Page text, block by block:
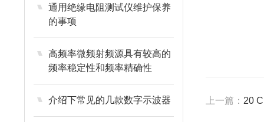
通用绝缘电阻测试仪维护保养
的事项
高频率微频射频源具有较高的
频率稳定性和频率精确性
介绍下常见的几款数字示波器 上一篇： 20